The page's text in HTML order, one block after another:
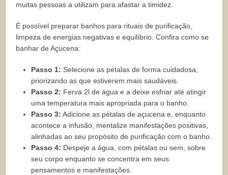
muitas pessoas a utilizam para afastar a timidez.
É possível preparar banhos para rituais de purificação,
limpeza de energias negativas e equilíbrio. Confira como se
banhar de Açucena:
Passo 1: Selecione as pétalas de forma cuidadosa,
priorizando as que estiverem mais saudáveis.
Passo 2: Ferva 2l de água e a deixe esfriar até atingir
uma temperatura mais apropriada para o banho.
Passo 3: Adicione as pétalas de açucena e, enquanto
acontece a infusão, mentalize manifestações positivas,
alinhadas ao seu propósito de purificação com o banho.
Passo 4: Despeje a água, com pétalas ou sem, sobre
seu corpo enquanto se concentra em seus
pensamentos e manifestações.